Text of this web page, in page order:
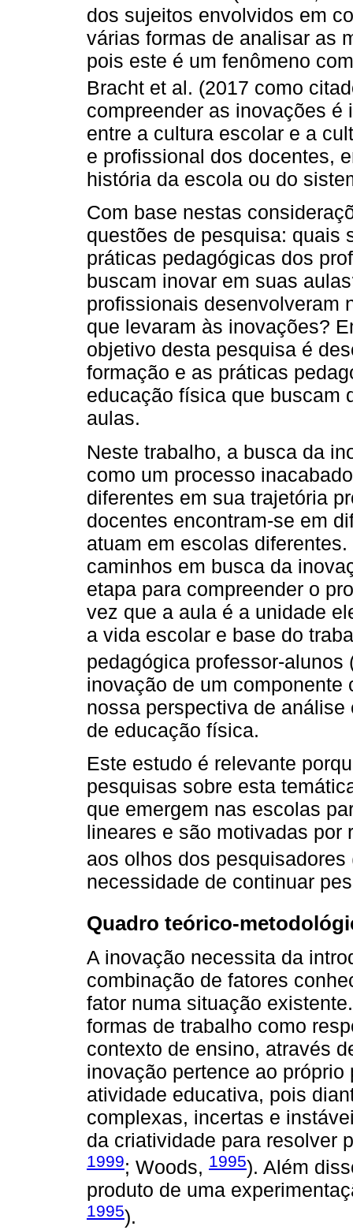
dos sujeitos envolvidos em
várias formas de analisar as
pois este é um fenômeno
Bracht et al. (2017 como
compreender as inovações
entre a cultura escolar e a
e profissional dos docentes,
história da escola ou do
Com base nestas
questões de pesquisa: quais
práticas pedagógicas dos
buscam inovar em suas
profissionais desenvolveram
que levaram às inovações?
objetivo desta pesquisa é
formação e as práticas
educação física que buscam
aulas.
Neste trabalho, a busca da
como um processo
diferentes em sua trajetória
docentes encontram-se em
atuam em escolas
caminhos em busca da
etapa para compreender o
vez que a aula é a unidade
a vida escolar e base do
pedagógica professor-
inovação de um
nossa perspectiva de
de educação física.
Este estudo é relevante
pesquisas sobre esta
que emergem nas escolas
lineares e são motivadas por
aos olhos dos
necessidade de continuar
Quadro teórico-
A inovação necessita da
combinação de fatores
fator numa situação
formas de trabalho como
contexto de ensino, através
inovação pertence ao
atividade educativa, pois
complexas, incertas e
da criatividade para resolver
1999; Woods, 1995). Além
produto de uma
1995).